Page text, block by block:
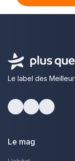
Le label des
Le mag